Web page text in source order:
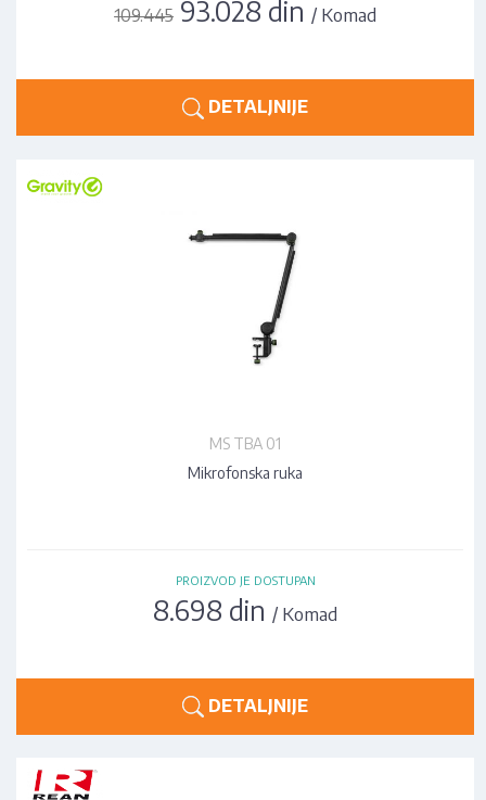
109.445 93.028 din/ Komad
DETALJNIJE
MS TBA 01
Mikrofonska ruka
PROIZVOD JE DOSTUPAN
8.698 din / Komad
DETALJNIJE